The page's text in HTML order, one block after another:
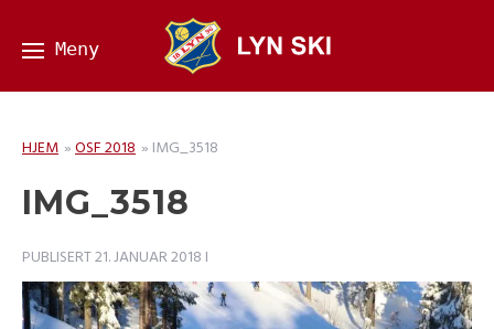
HJEM »OSF 2018 » IMG_3518
IMG_3518
PUBLISERT21. JANUAR 2018 I